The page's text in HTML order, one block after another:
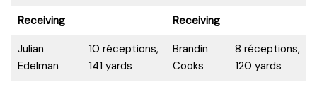
Receiving
Receiving
Julian
Edelman
10 réceptions,
141 yards
Brandin
Cooks
8 réceptions,
120 yards